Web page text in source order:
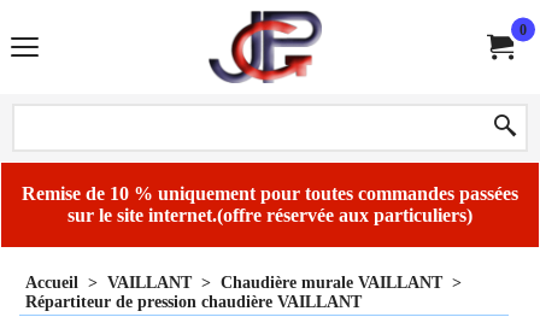
0
Remise de 10 % uniquement pour toutes commandes passées
sur le site internet.(offre réservée aux particuliers)
Accueil > VAILLANT> Chaudière murale VAILLANT>
Répartiteur de pression chaudière VAILLANT